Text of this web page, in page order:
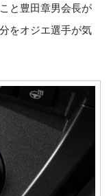
と豊田章男会長が
をオジエ選手が気